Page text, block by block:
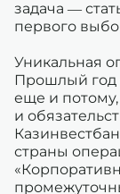
задача —
первого
Уникальная
Прошлый год
еще и
и
страны